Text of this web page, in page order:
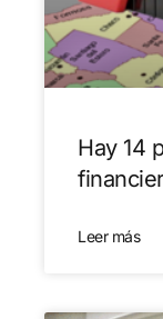
Hay 14
Leer más